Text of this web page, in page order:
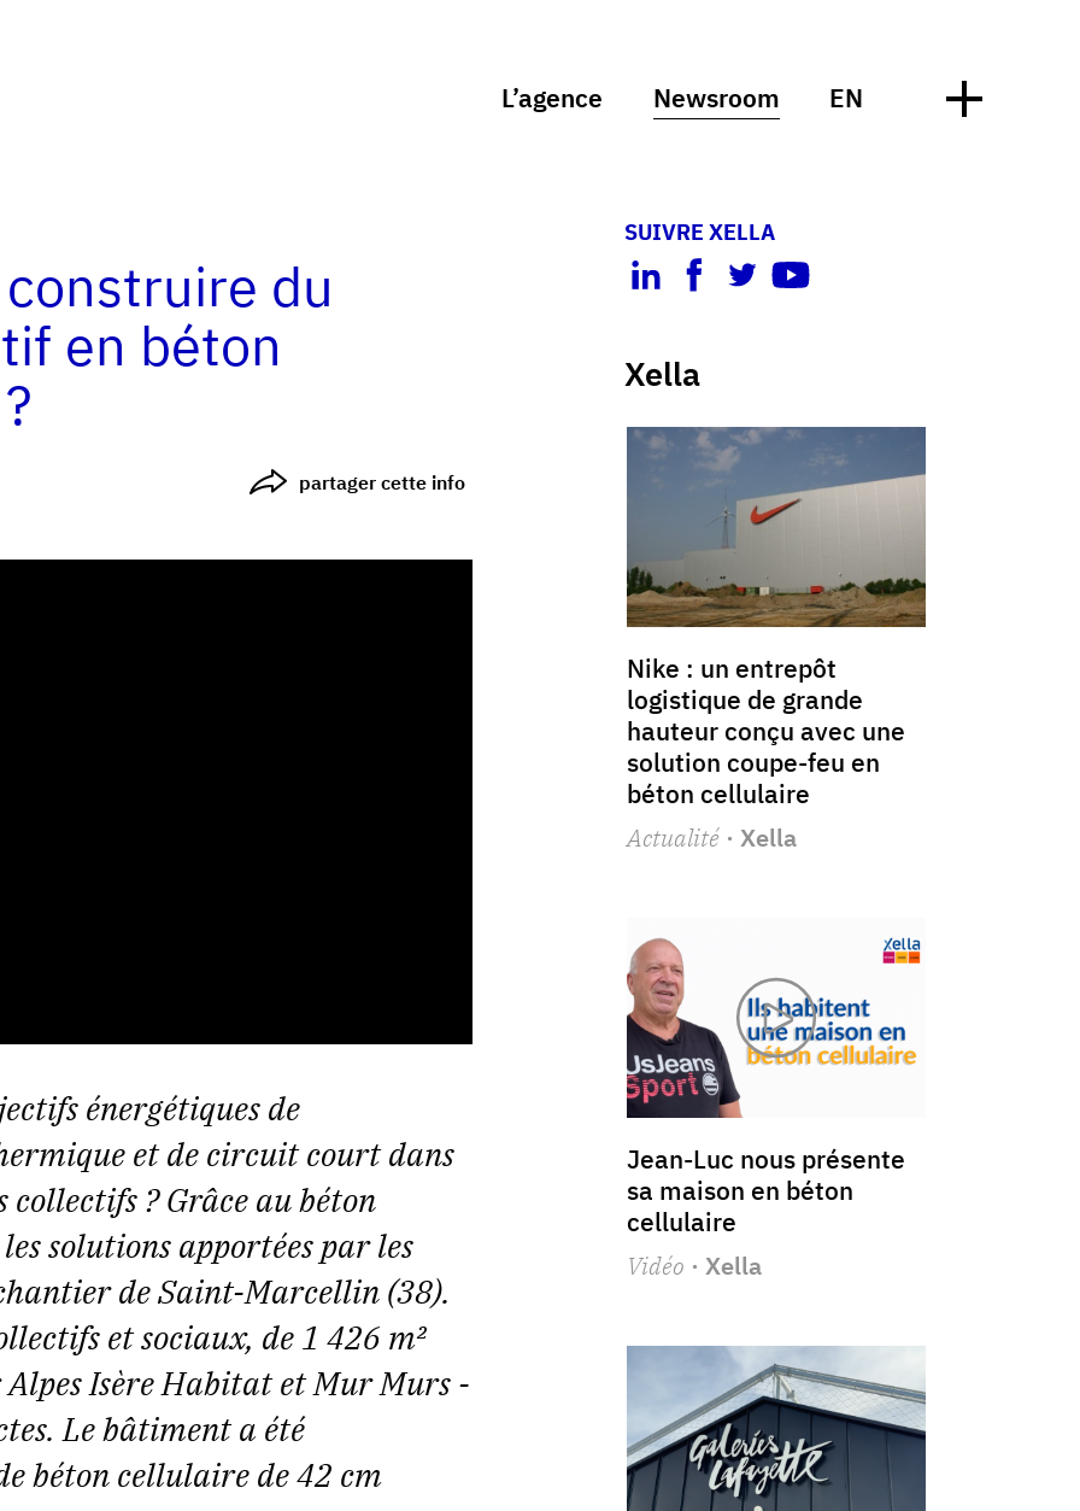
L’agence Newsroom EN
du
en béton
partager cette info
énergétiques de
et de circuit court dans
? Grâce au béton
solutions apportées par les
de Saint-Marcellin (38).
et sociaux, de 1 426 m²
Isère Habitat et Mur Murs -
Le bâtiment a été
béton cellulaire de 42 cm
SUIVRE XELLA
Xella
Nike : un entrepôt
logistique de grande
hauteur conçu avec une
solution coupe-feu en
béton cellulaire
Actualité· Xella
Jean-Luc nous présente
sa maison en béton
cellulaire
Vidéo · Xella